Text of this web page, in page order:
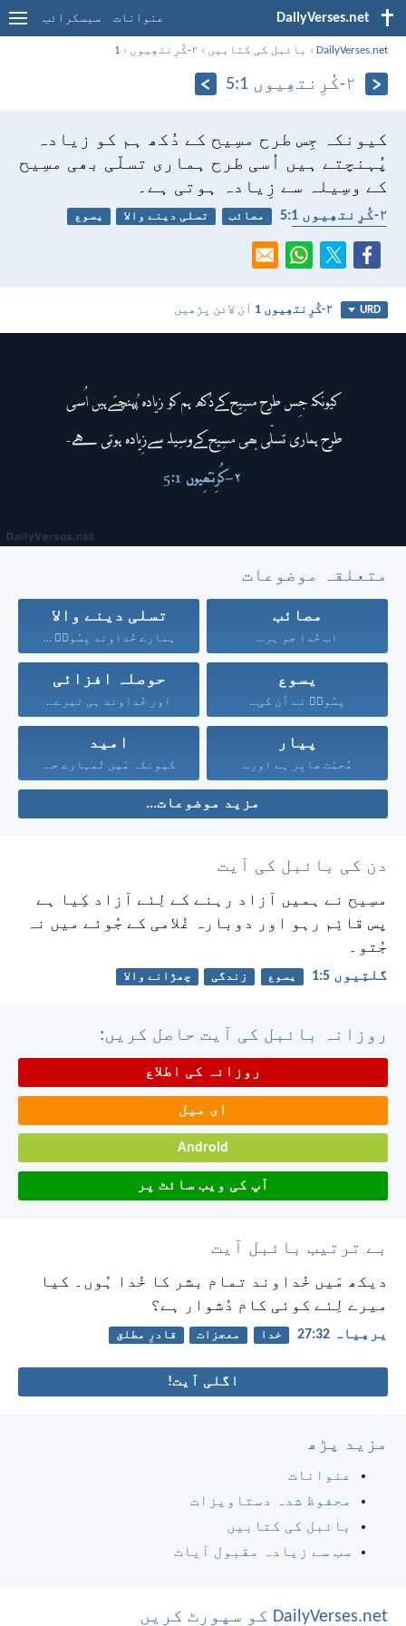
DailyVerses.net عنوانات سبسکرائب
DailyVerses.net
› بائبل کی کتابیں › ۲-کُرِنتھِیوں ›
1
۲-کُرِنتھِیوں 1:‏5
کیونکہ جِس طرح مسِیح کے دُکھ ہم کو زیادہ
پُہنچتے ہیں اُسی طرح ہماری تسلّی بھی مسِیح
کے وسِیلہ سے زِیادہ ہوتی ہے۔
۲-کُرِنتھِیوں 1:‏5 مصائب تسلی دینے والا
یسوع
URD ۲-کُرِنتھِیوں 1 آن لائن پڑھیں
متعلقہ موضوعات
مصائب
اب خُدا جو ہر...
تسلی دینے والا
ہمارے خُداوند یِسُوعؔ مسِیح...
یسوع
یِسُوعؔ نے اُن کی...
حوصلہ افزائی
اور خُداوند ہی تیرے...
پیار
مُحبّت صابِر ہے اور...
امید
کیونکہ مَیں تُمہارے حق...
مزید موضوعات...
دن کی بائبل کی آیت
مسِیح نے ہمیں آزاد رہنے کے لِئے آزاد کِیا ہے
پس قائِم رہو اور دوبارہ غُلامی کے جُوئے میں نہ
جُتو۔
گلتِیوں 5:‏1 یسوع زندگی چھڑانے والا
روزانہ بائبل کی آیت حاصل کریں:
روزانہ کی اطلاع
ای میل
Android
آپ کی ویب سائٹ پر
بے ترتیب بائبل آیت
دیکھ مَیں خُداوند تمام بشر کا خُدا ہُوں۔ کیا
میرے لِئے کوئی کام دُشوار ہے؟
یرمِیاہ 32:‏27 خدا معجزات قادرِ مطلق
اگلی آیت!
مزید پڑھ
عنوانات
محفوظ شدہ دستاویزات
بائبل کی کتابیں
سب سے زیادہ مقبول آیات
DailyVerses.net کو سپورٹ کریں